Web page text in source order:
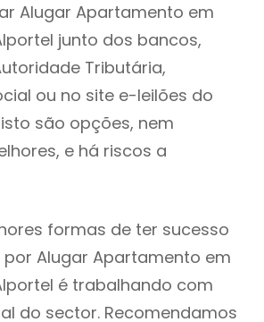
Alugar Apartamento em
junto dos bancos,
Tributária,
ou no site e-leilões do
são opções, nem
e há riscos a
formas de ter sucesso
Alugar Apartamento em
é trabalhando com
do sector. Recomendamos